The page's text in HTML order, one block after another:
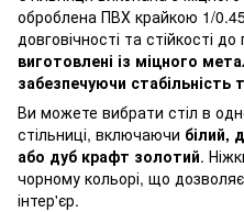
оброблена ПВХ крайкою 1/
довговічності та стійкості
виготовлені із міцного
забезпечуючи стабільність
Ви можете вибрати стіл в
стільниці, включаючи білий,
або дуб крафт золотий.
чорному кольорі, що дозволяє
інтер'єр.